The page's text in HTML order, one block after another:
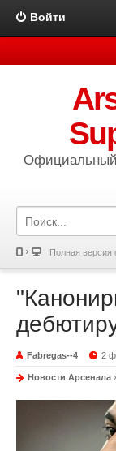
Войти
Официальный
Полная версия
Fabregas--4 2
Новости Арсенала